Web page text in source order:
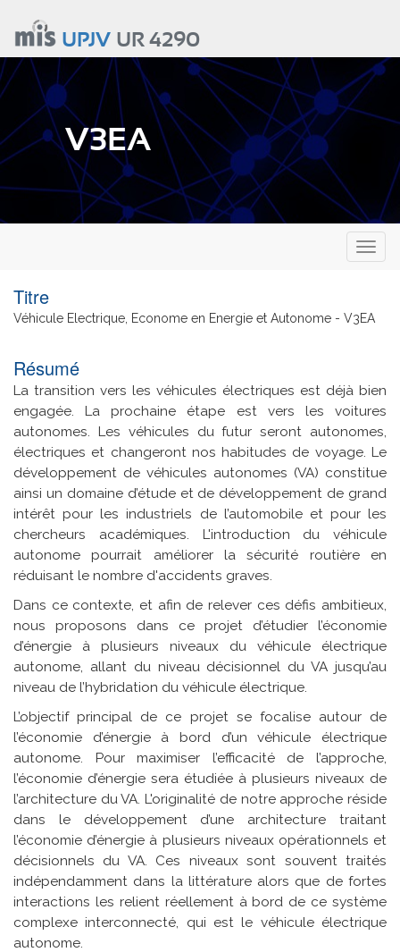
contenu
principal
UPJVUR 4290
V3EA
Titre
Véhicule Electrique, Econome en Energie et Autonome - V3EA
Résumé
La transition vers les véhicules électriques est déjà bien
engagée. La prochaine étape est vers les voitures
autonomes. Les véhicules du futur seront autonomes,
électriques et changeront nos habitudes de voyage. Le
développement de véhicules autonomes (VA) constitue
ainsi un domaine d’étude et de développement de grand
intérêt pour les industriels de l’automobile et pour les
chercheurs académiques. L'introduction du véhicule
autonome pourrait améliorer la sécurité routière en
réduisant le nombre d'accidents graves.
Dans ce contexte, et afin de relever ces défis ambitieux,
nous proposons dans ce projet d’étudier l’économie
d’énergie à plusieurs niveaux du véhicule électrique
autonome, allant du niveau décisionnel du VA jusqu’au
niveau de l’hybridation du véhicule électrique.
L’objectif principal de ce projet se focalise autour de
l’économie d’énergie à bord d’un véhicule électrique
autonome. Pour maximiser l’efficacité de l’approche,
l’économie d’énergie sera étudiée à plusieurs niveaux de
l’architecture du VA. L'originalité de notre approche réside
dans le développement d’une architecture traitant
l’économie d’énergie à plusieurs niveaux opérationnels et
décisionnels du VA. Ces niveaux sont souvent traités
indépendamment dans la littérature alors que de fortes
interactions les relient réellement à bord de ce système
complexe interconnecté, qui est le véhicule électrique
autonome.